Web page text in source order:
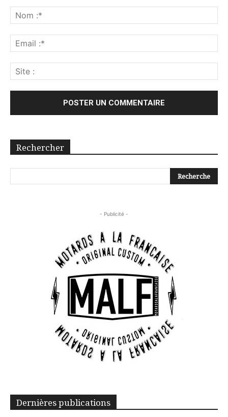
Rechercher
- Publicité -
Dernières publications